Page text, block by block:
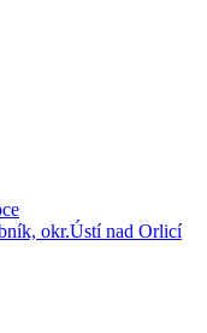
okr.Ústí nad Orlicí